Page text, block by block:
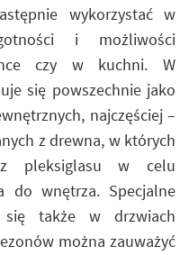
wykorzystać w
i możliwości
czy w kuchni. W
się powszechnie jako
najczęściej –
z drewna, w których
pleksiglasu w celu
do wnętrza. Specjalne
także w drzwiach
można zauważyć